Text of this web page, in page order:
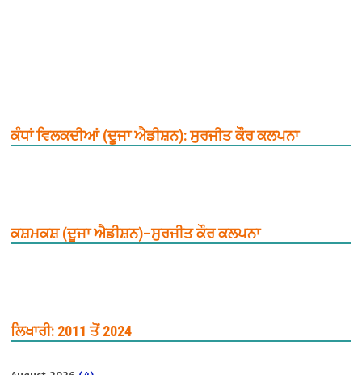
ਕੰਧਾਂ ਵਿਲਕਦੀਆਂ (ਦੂਜਾ ਐਡੀਸ਼ਨ): ਸੁਰਜੀਤ ਕੌਰ ਕਲਪਨਾ
ਕਸ਼ਮਕਸ਼ (ਦੂਜਾ ਐਡੀਸ਼ਨ)–ਸੁਰਜੀਤ ਕੌਰ ਕਲਪਨਾ
ਲਿਖਾਰੀ: 2011 ਤੋਂ 2024